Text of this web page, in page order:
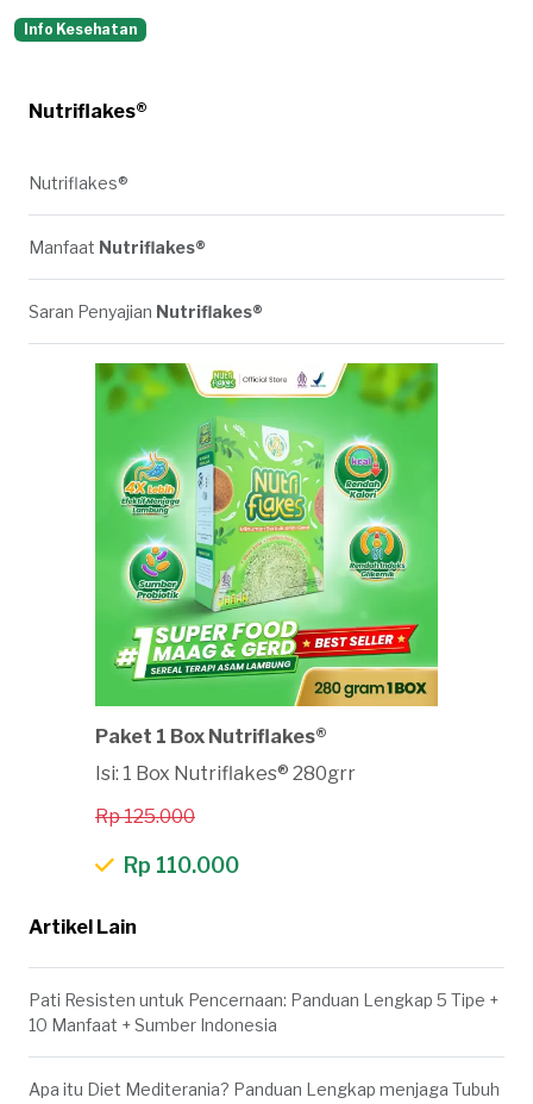
Info Kesehatan
Nutriflakes®
Nutriflakes®
Manfaat Nutriflakes®
Saran Penyajian Nutriflakes®
Paket 1 Box Nutriflakes®
Isi: 1 Box Nutriflakes® 280grr
Rp 125.000
Rp 110.000
Artikel Lain
Pati Resisten untuk Pencernaan: Panduan Lengkap 5 Tipe +
10 Manfaat + Sumber Indonesia
Apa itu Diet Mediterania? Panduan Lengkap menjaga Tubuh